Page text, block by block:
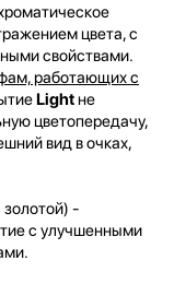
цвета, с
свойствами.
работающих с
Lightне
цветопередачу,
вид в очках,
-
с улучшенными